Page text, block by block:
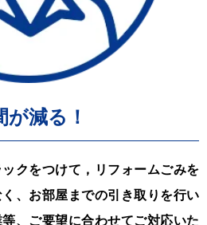
が減る！
クをつけて，リフォームごみを
、お部屋までの引き取りを行い
、ご要望に合わせてご対応いた